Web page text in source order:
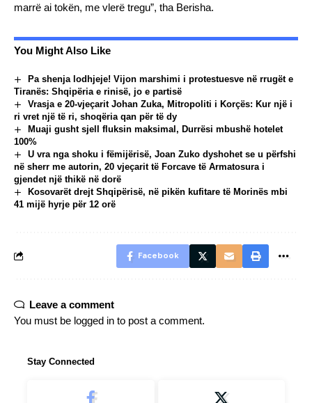
marrë ai tokën, me vlerë tregu”, tha Berisha.
You Might Also Like
Pa shenja lodhjeje! Vijon marshimi i protestuesve në rrugët e
Tiranës: Shqipëria e rinisë, jo e partisë
Vrasja e 20-vjeçarit Johan Zuka, Mitropoliti i Korçës: Kur një i
ri vret një të ri, shoqëria qan për të dy
Muaji gusht sjell fluksin maksimal, Durrësi mbushë hotelet
100%
U vra nga shoku i fëmijërisë, Joan Zuko dyshohet se u përfshi
në sherr me autorin, 20 vjeçarit të Forcave të Armatosura i
gjendet një thikë në dorë
Kosovarët drejt Shqipërisë, në pikën kufitare të Morinës mbi
41 mijë hyrje për 12 orë
Facebook
Leave a comment
You must be logged in to post a comment.
Stay Connected